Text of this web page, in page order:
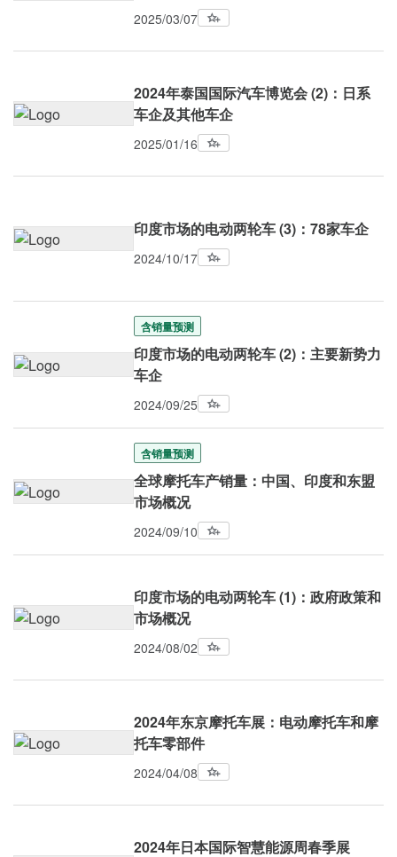
2025/03/07
2024年泰国国际汽车博览会 (2)：日系
车企及其他车企
2025/01/16
印度市场的电动两轮车 (3)：78家车企
2024/10/17
含销量预测
印度市场的电动两轮车 (2)：主要新势力
车企
2024/09/25
含销量预测
全球摩托车产销量：中国、印度和东盟
市场概况
2024/09/10
印度市场的电动两轮车 (1)：政府政策和
市场概况
2024/08/02
2024年东京摩托车展：电动摩托车和摩
托车零部件
2024/04/08
2024年日本国际智慧能源周春季展